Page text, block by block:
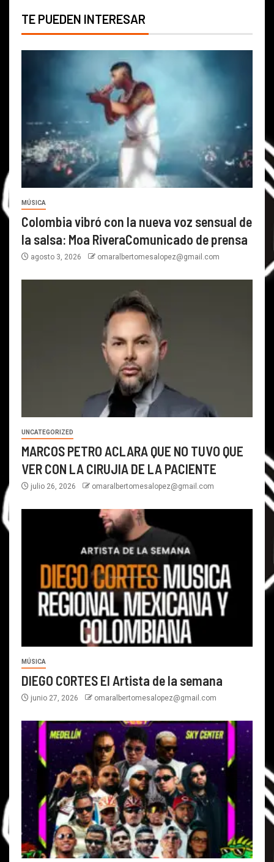
TE PUEDEN INTERESAR
MÚSICA
Colombia vibró con la nueva voz sensual de
la salsa: Moa RiveraComunicado de prensa
agosto 3, 2026 omaralbertomesalopez@gmail.com
UNCATEGORIZED
MARCOS PETRO ACLARA QUE NO TUVO QUE
VER CON LA CIRUJIA DE LA PACIENTE
julio 26, 2026 omaralbertomesalopez@gmail.com
MÚSICA
DIEGO CORTES El Artista de la semana
junio 27, 2026 omaralbertomesalopez@gmail.com